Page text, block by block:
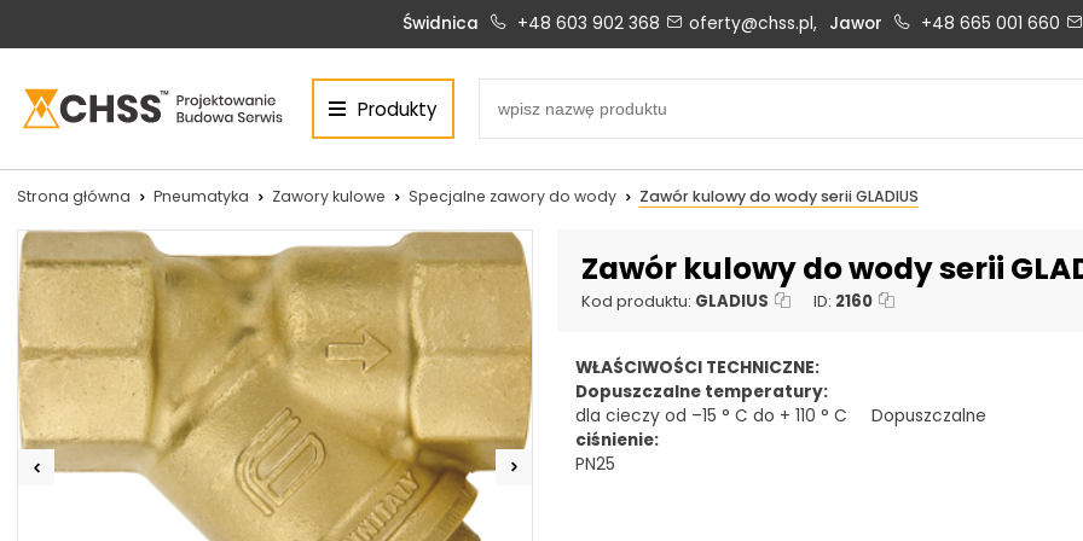
Centrum Hydrauliki Siłowej Świdnica
CHSS.PL DAWID WOŹNY
Biuro obsługi klienta:
+48 603 902 368
PN-PT: 6:30 - 16:00
+48 603 902 368
Siłowniki:
+48 690 884 272
silowniki@chss.pl
Serwis:
+48 536 202 250
+48 609 877 288
serwis@chss.pl
+48 669 834 274
uszczelnienia@chss.pl
info@chss.pl
Świdnica +48 603 902 368 oferty@chss.pl, Jawor +48 665 001 660
Produkty
Strona główna Pneumatyka Zawory kulowe Specjalne zawory do wody Zawór kulowy do wody serii GLADIUS
Zawór kulowy do wody serii
Kod produktu: GLADIUS ID: 2160
WŁAŚCIWOŚCI TECHNICZNE:
Dopuszczalne temperatury:
dla cieczy od –15 ° C do + 110 ° CDopuszczalne
ciśnienie:
PN25